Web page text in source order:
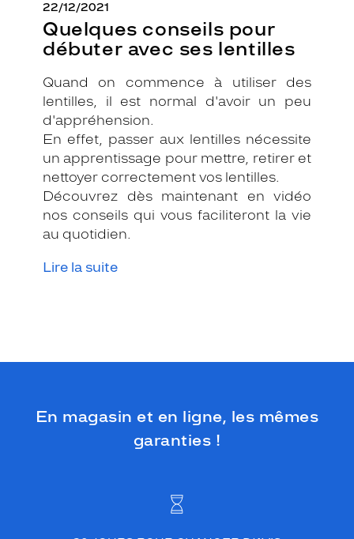
22/12/2021
Quelques conseils pour
débuter avec ses lentilles
Quand on commence à utiliser des
lentilles, il est normal d'avoir un peu
d'appréhension.
En effet, passer aux lentilles nécessite
un apprentissage pour mettre, retirer et
nettoyer correctement vos lentilles.
Découvrez dès maintenant en vidéo
nos conseils qui vous faciliteront la vie
au quotidien.
Lire la suite
En magasin et en ligne, les mêmes
garanties !